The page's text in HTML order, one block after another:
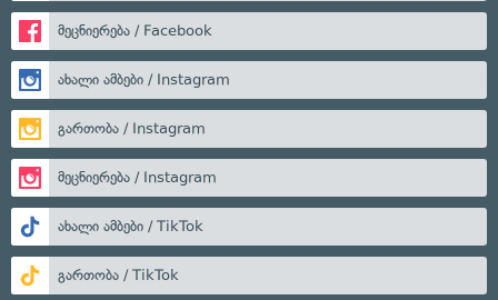
მეცნიერება / Facebook
ახალი ამბები / Instagram
გართობა / Instagram
მეცნიერება / Instagram
ახალი ამბები / TikTok
გართობა / TikTok